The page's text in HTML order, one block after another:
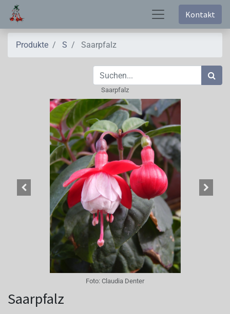
Kontakt
Produkte S Saarpfalz
Saarpfalz
Foto: Claudia Denter
Saarpfalz